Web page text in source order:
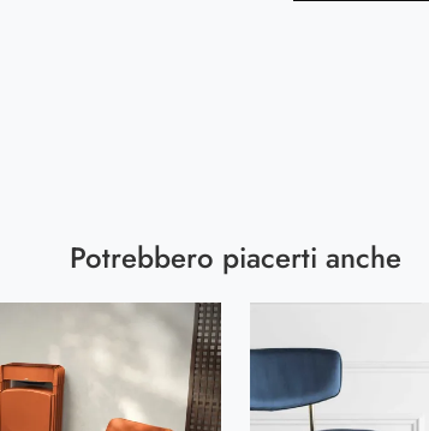
Potrebbero piacerti anche